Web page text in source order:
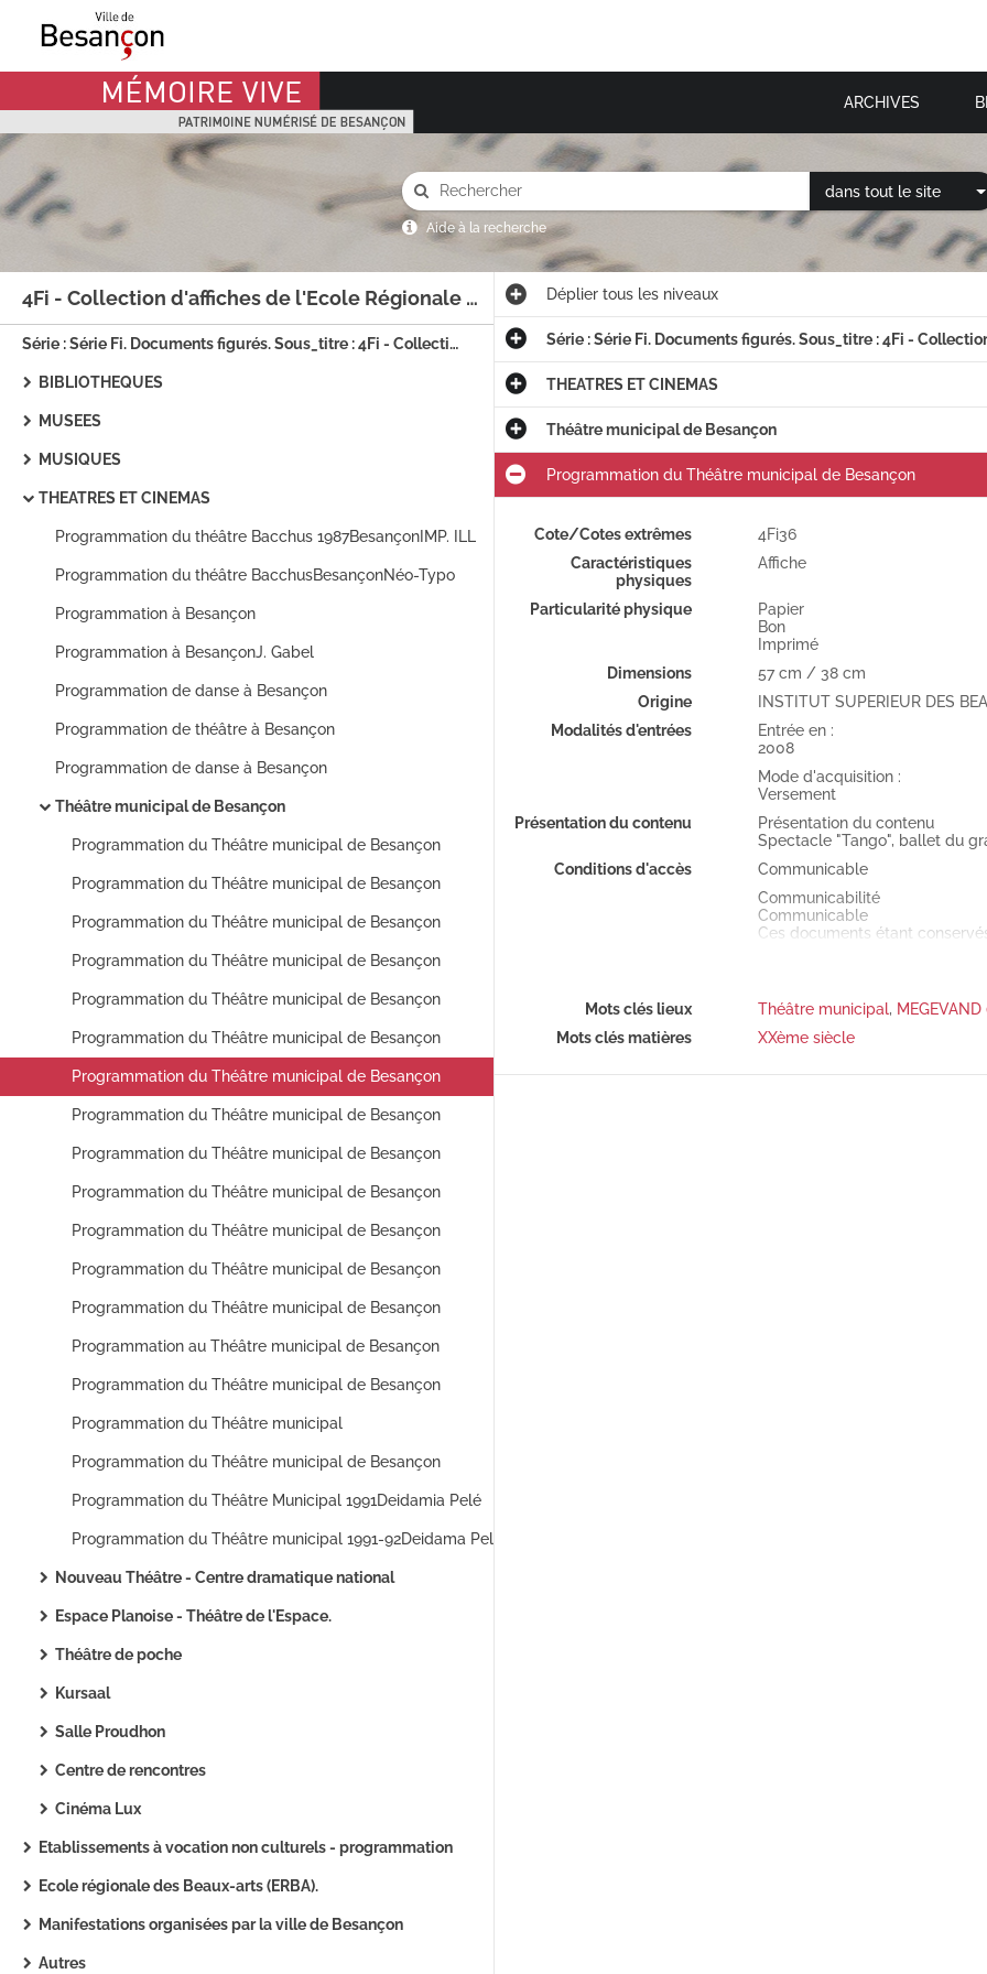
Mémoire Vive patrimoine numérisé de Besançon ARCHIVES
dans tout le site
Aide à la recherche
4Fi - Collection d'affiches de l'Ecole Régionale des Beaux-Arts
Série : Série Fi. Documents figurés. Sous_titre : 4Fi - Collection d'affiches de l'Ecole régionale des Beaux-arts
BIBLIOTHEQUES
MUSEES
MUSIQUES
THEATRES ET CINEMAS
Programmation du théâtre Bacchus 1987BesançonIMP. ILL
Programmation du théâtre BacchusBesançonNéo-Typo
Programmation à Besançon
Programmation à BesançonJ. Gabel
Programmation de danse à Besançon
Programmation de théâtre à Besançon
Programmation de danse à Besançon
Théâtre municipal de Besançon
Programmation du Théâtre municipal de Besançon
Programmation du Théâtre municipal de Besançon
Programmation du Théâtre municipal de Besançon
Programmation du Théâtre municipal de Besançon
Programmation du Théâtre municipal de Besançon
Programmation du Théâtre municipal de Besançon
Programmation du Théâtre municipal de Besançon
Programmation du Théâtre municipal de Besançon
Programmation du Théâtre municipal de Besançon
Programmation du Théâtre municipal de Besançon
Programmation du Théâtre municipal de Besançon
Programmation du Théâtre municipal de Besançon
Programmation du Théâtre municipal de Besançon
Programmation au Théâtre municipal de Besançon
Programmation du Théâtre municipal de Besançon
Programmation du Théâtre municipal
Programmation du Théâtre municipal de Besançon
Programmation du Théâtre Municipal 1991Deidamia Pelé
Programmation du Théâtre municipal 1991-92Deidama Pelé
Nouveau Théâtre - Centre dramatique national
Espace Planoise - Théâtre de l'Espace.
Théâtre de poche
Kursaal
Salle Proudhon
Centre de rencontres
Cinéma Lux
Etablissements à vocation non culturels - programmation
Ecole régionale des Beaux-arts (ERBA).
Manifestations organisées par la ville de Besançon
Autres
Dépliertous les niveaux
Série : Série Fi. Documents figurés. Sous_titre : 4Fi -
THEATRES ET CINEMAS
Théâtre municipal de Besançon
Programmation du Théâtre municipal de Besançon
Cote/Cotes extrêmes
4Fi36
Caractéristiques
physiques
Affiche
Particularité physique
Papier
Bon
Imprimé
Dimensions
57 cm / 38 cm
Origine
INSTITUT SUPERIEUR DES
Modalités d'entrées
Entrée en :
2008
Mode d'acquisition :
Versement
Présentation du contenu
Présentation du contenu
Spectacle "Tango", ballet du
Conditions d'accès
Communicable
Communicabilité
Communicable
Ces documents étant
Mots clés lieux Théâtre municipal, MEGEVAND
Mots clés matières
XXème siècle